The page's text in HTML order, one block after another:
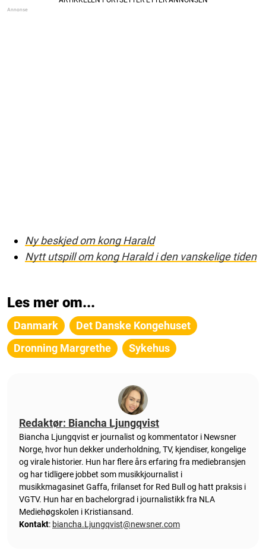
Ny beskjed om kong Harald
Nytt utspill om kong Harald i den vanskelige tiden
Les mer om...
Danmark
Det Danske Kongehuset
Dronning Margrethe
Sykehus
Redaktør: Biancha Ljungqvist
Biancha Ljungqvist er journalist og kommentator i Newsner
Norge, hvor hun dekker underholdning, TV, kjendiser, kongelige
og virale historier. Hun har flere års erfaring fra mediebransjen
og har tidligere jobbet som musikkjournalist i
musikkmagasinet Gaffa, frilanset for Red Bull og hatt praksis i
VGTV. Hun har en bachelorgrad i journalistikk fra NLA
Mediehøgskolen i Kristiansand.
Kontakt: biancha.Ljungqvist@newsner.com